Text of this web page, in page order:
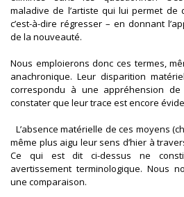
maladive de l’artiste qui lui permet de
c’est-à-dire régresser – en donnant
de la nouveauté.
Nous emploierons donc ces termes,
anachronique. Leur disparition
correspondu à une appréhension
constater que leur trace est encore
L’absence matérielle de ces moyens
même plus aigu leur sens d’hier à
Ce qui est dit ci-dessus ne
avertissement terminologique. Nous
une comparaison.